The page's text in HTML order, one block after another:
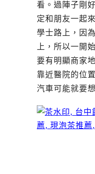
看。過陣子剛
定和朋友一起
學士路上，因
上，所以一開
要有明顯商家
靠近醫院的位
汽車可能就要